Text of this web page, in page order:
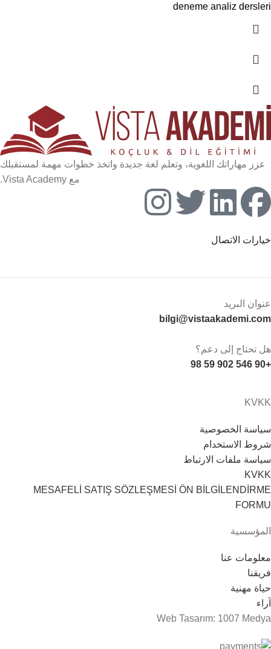
deneme analiz dersleri
عزز مهاراتك اللغوية، وتعلم لغة جديدة واتخذ خطوات مهمة لمستقبلك
مع Vista Academy.
خيارات الاتصال
عنوان البريد
bilgi@vistaakademi.com
هل تحتاج إلى دعم؟
+90 546 902 59 98
KVKK
سياسة الخصوصية
شروط الاستخدام
سياسة ملفات الارتباط
KVKK
MESAFELİ SATIŞ SÖZLEŞMESİ ÖN BİLGİLENDİRME
FORMU
المؤسسية
معلومات عنا
فريقنا
حياة مهنية
آراء
Web Tasarım: 1007 Medya